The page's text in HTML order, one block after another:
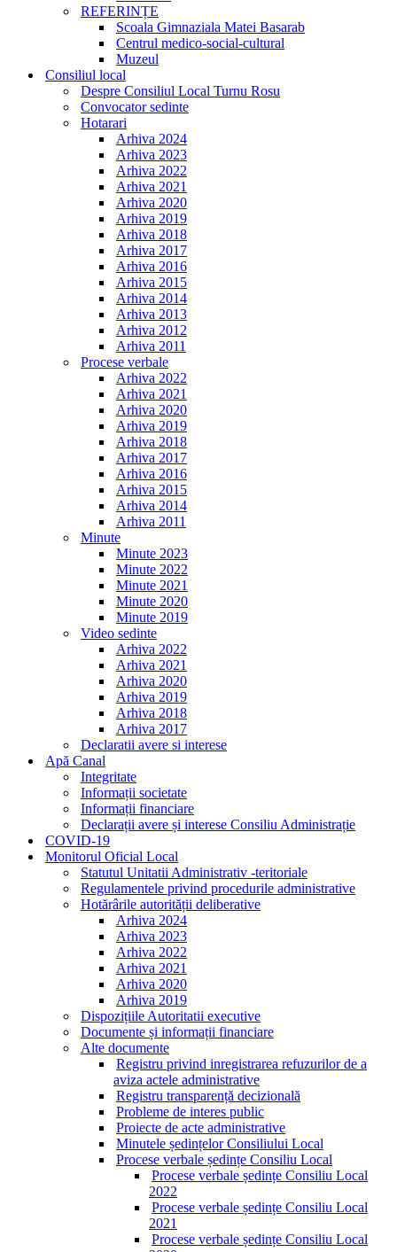
REFERINȚE
Scoala Gimnaziala Matei Basarab
Centrul medico-social-cultural
Muzeul
Consiliul local
Despre Consiliul Local Turnu Rosu
Convocator sedinte
Hotarari
Arhiva 2024
Arhiva 2023
Arhiva 2022
Arhiva 2021
Arhiva 2020
Arhiva 2019
Arhiva 2018
Arhiva 2017
Arhiva 2016
Arhiva 2015
Arhiva 2014
Arhiva 2013
Arhiva 2012
Arhiva 2011
Procese verbale
Arhiva 2022
Arhiva 2021
Arhiva 2020
Arhiva 2019
Arhiva 2018
Arhiva 2017
Arhiva 2016
Arhiva 2015
Arhiva 2014
Arhiva 2011
Minute
Minute 2023
Minute 2022
Minute 2021
Minute 2020
Minute 2019
Video sedinte
Arhiva 2022
Arhiva 2021
Arhiva 2020
Arhiva 2019
Arhiva 2018
Arhiva 2017
Declaratii avere si interese
Apă Canal
Integritate
Informații societate
Informații financiare
Declarații avere și interese Consiliu Administrație
COVID-19
Monitorul Oficial Local
Statutul Unitatii Administrativ -teritoriale
Regulamentele privind procedurile administrative
Hotărârile autorității deliberative
Arhiva 2024
Arhiva 2023
Arhiva 2022
Arhiva 2021
Arhiva 2020
Arhiva 2019
Dispozițiile Autoritatii executive
Documente și informații financiare
Alte documente
Registru privind inregistrarea refuzurilor de a
aviza actele administrative
Registru transparență decizională
Probleme de interes public
Proiecte de acte administrative
Minutele ședințelor Consiliului Local
Procese verbale ședințe Consiliu Local
Procese verbale ședințe Consiliu Local
2022
Procese verbale ședințe Consiliu Local
2021
Procese verbale ședințe Consiliu Local